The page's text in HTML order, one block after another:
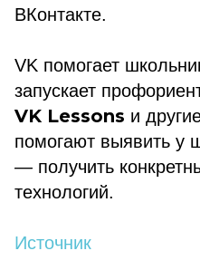
ВКонтакте.
VK помогает
запускает
VK Lessons и
помогают выявить у
— получить
технологий.
Источник